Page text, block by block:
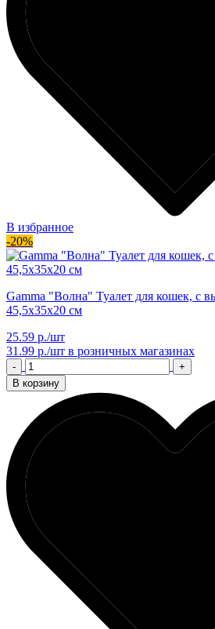
В избранное
-20%
Gamma "Волна" Туалет для кошек, с
45,5х35х20 см
25.59 р./шт
31.99 р./шт в розничных магазинах
-
+
В корзину